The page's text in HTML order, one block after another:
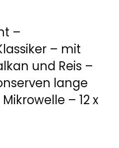
–
– mit
und Reis –
lange
– 12 x